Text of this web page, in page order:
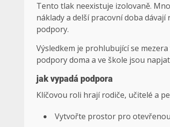
Tento tlak neexistuje izolovaně.
náklady a delší pracovní doba
podpory.
Výsledkem je prohlubující se
podpory doma a ve škole jsou
jak vypadá podpora
Klíčovou roli hrají rodiče, učitelé a
Vytvořte prostor pro